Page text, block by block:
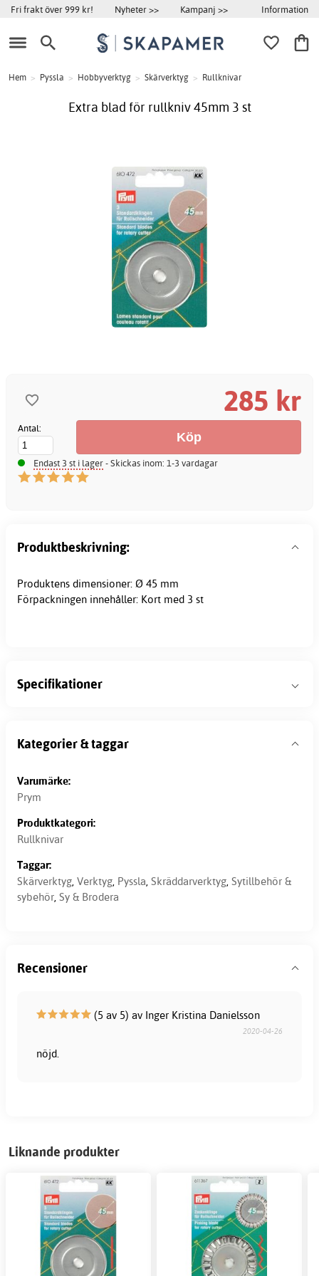
Fri frakt över 999 kr! Nyheter >> Kampanj >> Information
Hem > Pyssla > Hobbyverktyg > Skärverktyg > Rullknivar
Extra blad för rullkniv 45mm 3 st
285 kr
Antal:
Endast 3 st i lager- Skickas inom: 1-3 vardagar
Produktbeskrivning:
Produktens dimensioner: Ø 45 mm
Förpackningen innehåller: Kort med 3 st
Specifikationer
Kategorier & taggar
Varumärke:
Prym
Produktkategori:
Rullknivar
Taggar:
Skärverktyg, Verktyg, Pyssla, Skräddarverktyg, Sytillbehör &
sybehör, Sy & Brodera
Recensioner
(5 av 5) av Inger Kristina Danielsson
2020-04-26
nöjd.
Liknande produkter